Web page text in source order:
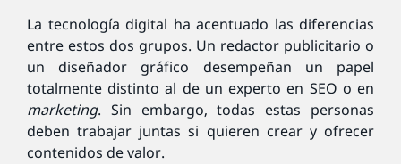
La tecnología digital ha acentuado las diferencias
entre estos dos grupos. Un redactor publicitario o
un diseñador gráfico desempeñan un papel
totalmente distinto al de un experto en SEO o en
marketing. Sin embargo, todas estas personas
deben trabajar juntas si quieren crear y ofrecer
contenidos de valor.